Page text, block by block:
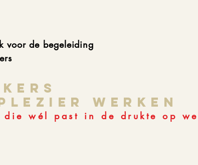
voor de begeleiding
werken
die wél past in de drukte op